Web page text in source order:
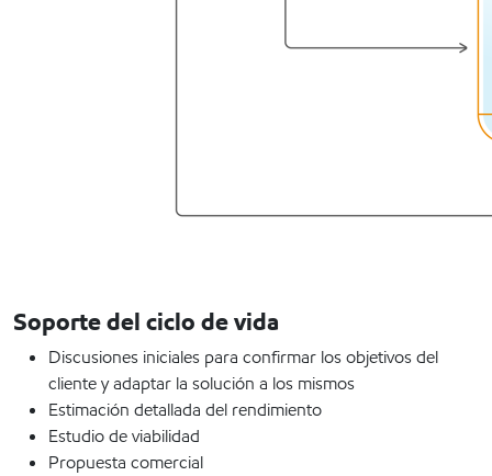
Soporte del ciclo de vida
Discusiones iniciales para confirmar los objetivos del
cliente y adaptar la solución a los mismos
Estimación detallada del rendimiento
Estudio de viabilidad
Propuesta comercial